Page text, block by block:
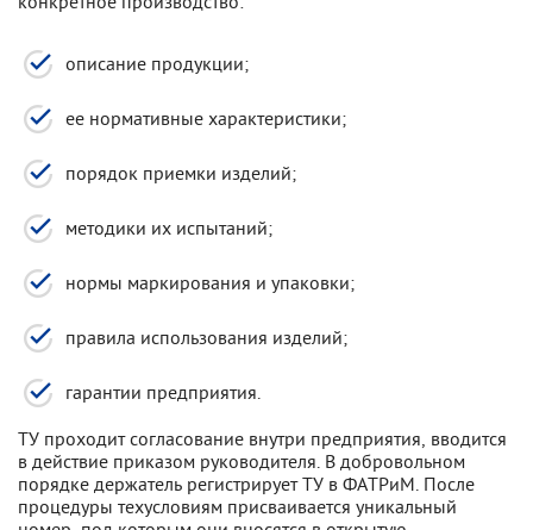
описание продукции;
ее нормативные характеристики;
порядок приемки изделий;
методики их испытаний;
нормы маркирования и упаковки;
правила использования изделий;
гарантии предприятия.
ТУ проходит согласование внутри предприятия, вводится
в действие приказом руководителя. В добровольном
порядке держатель регистрирует ТУ в ФАТРиМ. После
процедуры техусловиям присваивается уникальный